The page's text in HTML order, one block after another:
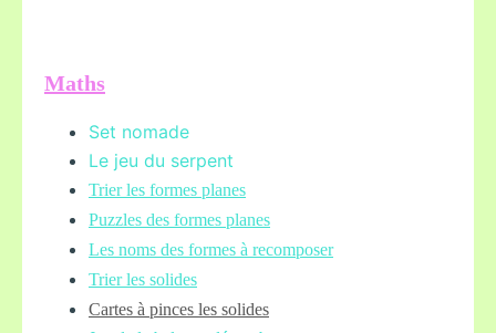
Maths
Set nomade
Le jeu du serpent
Trier les formes planes
Puzzles des formes planes
Les noms des formes à recomposer
Trier les solides
Cartes à pinces les solides